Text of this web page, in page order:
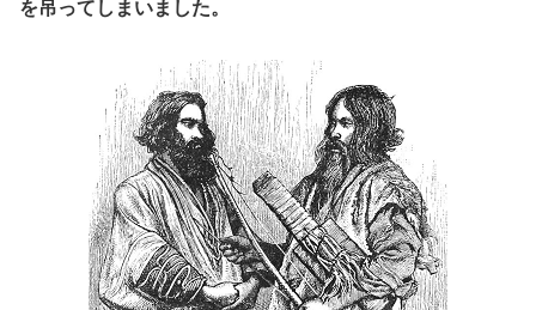
を吊ってしまいました。